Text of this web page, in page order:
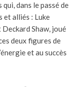
dans le passé de
et alliés : Luke
Deckard Shaw, joué
deux figures de
et au succès